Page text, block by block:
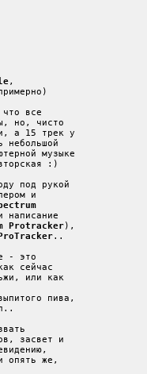
,
все
но, чисто
а 15 трек у
небольшой
музыке
:)
под рукой
и
написание
Protracker),
..
- это
сейчас
или как
пива,
засвет и
опять же,